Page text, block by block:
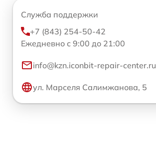
Служба поддержки
+7 (843) 254-50-42
Ежедневно с 9:00 до 21:00
info@kzn.iconbit-repair-center.ru
ул. Марселя Салимжанова, 5